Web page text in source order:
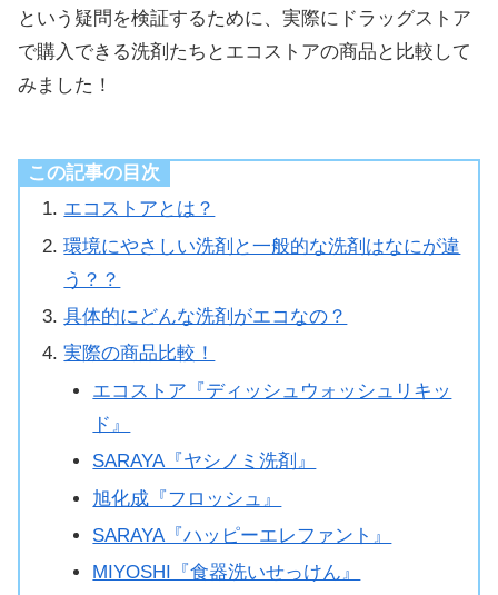
という疑問を検証するために、実際にドラッグストア
で購入できる洗剤たちとエコストアの商品と比較して
みました！
この記事の目次
エコストアとは？
環境にやさしい洗剤と一般的な洗剤はなにが違
う？？
具体的にどんな洗剤がエコなの？
実際の商品比較！
エコストア『ディッシュウォッシュリキッ
ド』
SARAYA『ヤシノミ洗剤』
旭化成『フロッシュ』
SARAYA『ハッピーエレファント』
MIYOSHI『食器洗いせっけん』